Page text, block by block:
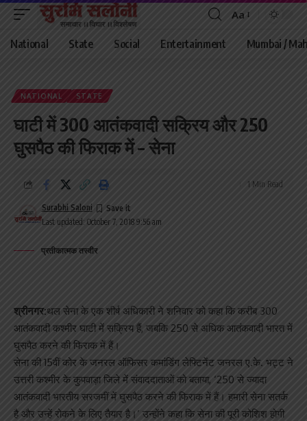
Font
Resizer
Aa
National State Social Entertainment Mumbai /
NATIONAL STATE
घाटी में 300 आतंकवादी सक्रिय और 250
घुसपैठ की फिराक में – सेना
Last updated: October 7, 2018 9:56 am
Surabhi Saloni
1 Min Read
प्रतीकात्मक तस्वीर
श्रीनगर:थल सेना के एक शीर्ष अधिकारी ने शनिवार को कहा कि करीब 300
आतंकवादी कश्मीर घाटी में सक्रिय हैं, जबकि 250 से अधिक आतंकवादी भारत में
घुसपैठ करने की फिराक में हैं।
सेना की 15वीं कोर के जनरल ऑफिसर कमांडिंग लेफ्टिनेंट जनरल ए.के. भट्ट ने
उत्तरी कश्मीर के कुपवाड़ा जिले में संवाददाताओं को बताया, ‘250 से ज्यादा
आतंकवादी भारतीय सरजमीं में घुसपैठ करने की फिराक में हैं। हमारी सेना सतर्क
है और उन्हें रोकने के लिए तैयार है।’ उन्होंने कहा कि सेना की पूरी कोशिश होगी